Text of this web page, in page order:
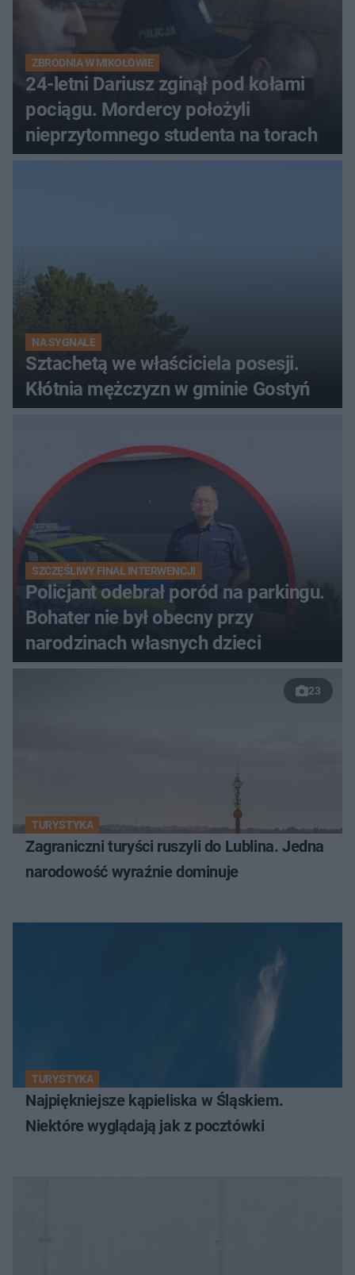
ZBRODNIA W MIKOŁOWIE
24-letni Dariusz zginął pod kołami
pociągu. Mordercy położyli
nieprzytomnego studenta na torach
NA SYGNALE
Sztachetą we właściciela posesji.
Kłótnia mężczyzn w gminie Gostyń
SZCZĘŚLIWY FINAŁ INTERWENCJI
Policjant odebrał poród na parkingu.
Bohater nie był obecny przy
narodzinach własnych dzieci
23
TURYSTYKA
Zagraniczni turyści ruszyli do Lublina. Jedna
narodowość wyraźnie dominuje
TURYSTYKA
Najpiękniejsze kąpieliska w Śląskiem.
Niektóre wyglądają jak z pocztówki